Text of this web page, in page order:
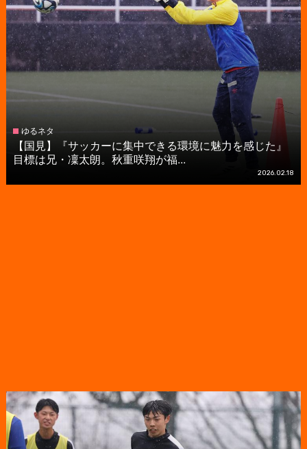
ゆるネタ
【国見】『サッカーに集中できる環境に魅力を感じた』
目標は兄・凜太朗。秋重咲翔が福...
2026.02.18